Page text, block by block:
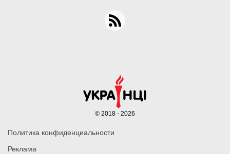
Политика конфиденциальности
Реклама
© 2018 - 2026